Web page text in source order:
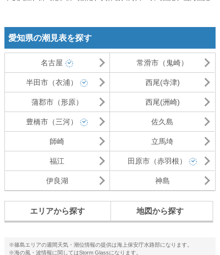
愛知県の潮見表を探す
名古屋 常滑市（鬼崎）
半田市（衣浦） 西尾(寺津)
蒲郡市（形原） 西尾(洲崎)
豊橋市（三河） 佐久島
師崎 立馬埼
福江 田原市（赤羽根）
伊良湖 神島
エリアから探す 地図から探す
※篠島エリアの週間天気・潮位情報の提供は海上保安庁水路部になります。
※海の風・波情報に関してはStorm Glassになります。